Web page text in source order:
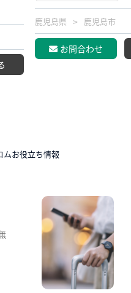
鹿児島県 鹿児島市
お問合わせ
ムお役立ち情報